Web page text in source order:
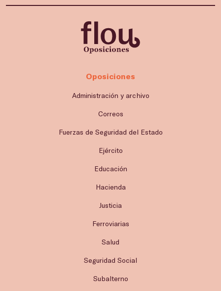
Oposiciones
Administración y archivo
Correos
Fuerzas de Seguridad del Estado
Ejército
Educación
Hacienda
Justicia
Ferroviarias
Salud
Seguridad Social
Subalterno